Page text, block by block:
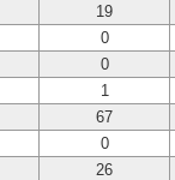
19
0
0
1
67
0
26